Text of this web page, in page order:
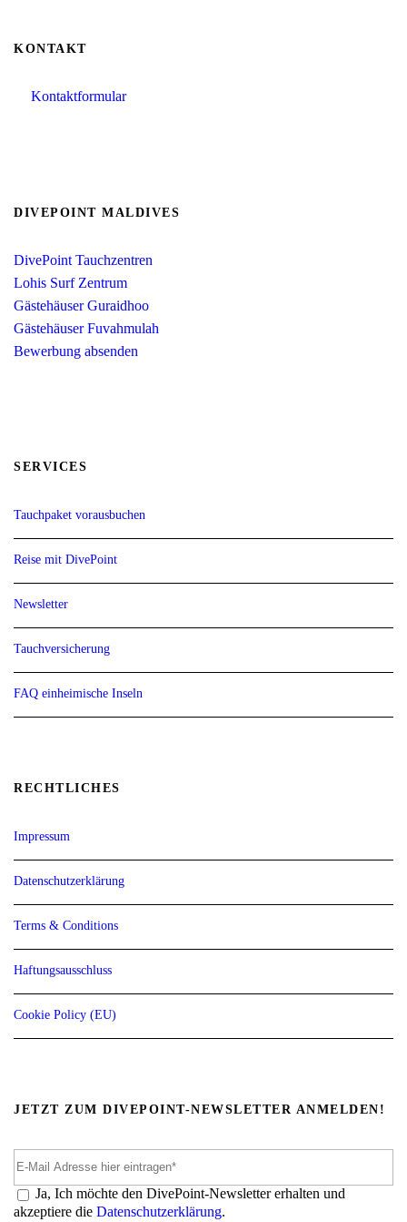
KONTAKT
Kontaktformular
DIVEPOINT MALDIVES
DivePoint Tauchzentren
Lohis Surf Zentrum
Gästehäuser Guraidhoo
Gästehäuser Fuvahmulah
Bewerbung absenden
SERVICES
Tauchpaket vorausbuchen
Reise mit DivePoint
Newsletter
Tauchversicherung
FAQ einheimische Inseln
RECHTLICHES
Impressum
Datenschutzerklärung
Terms & Conditions
Haftungsausschluss
Cookie Policy (EU)
JETZT ZUM DIVEPOINT-NEWSLETTER ANMELDEN!
Ja, Ich möchte den DivePoint-Newsletter erhalten und
akzeptiere die Datenschutzerklärung.